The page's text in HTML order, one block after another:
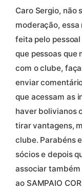
Caro Sergio, não
moderação,
feita pelo
que pessoas que
com o clube,
enviar
que acessam as
haver bolivianos
tirar vantagens,
clube. Parabéns
sócios e depois
associar
ao SAMPAIO